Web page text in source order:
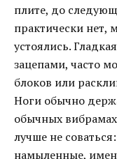
плите, до
практически нет,
устоялись.
зацепами, часто
блоков или
Ноги обычно
обычных
лучше не
намыленные,